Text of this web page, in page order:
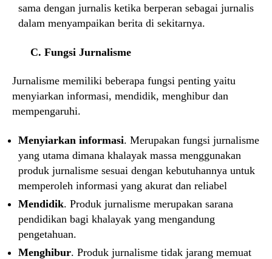
sama dengan jurnalis ketika berperan sebagai jurnalis
dalam menyampaikan berita di sekitarnya.
C. Fungsi Jurnalisme
Jurnalisme memiliki beberapa fungsi penting yaitu
menyiarkan informasi, mendidik, menghibur dan
mempengaruhi.
Menyiarkan informasi. Merupakan fungsi jurnalisme
yang utama dimana khalayak massa menggunakan
produk jurnalisme sesuai dengan kebutuhannya untuk
memperoleh informasi yang akurat dan reliabel
Mendidik. Produk jurnalisme merupakan sarana
pendidikan bagi khalayak yang mengandung
pengetahuan.
Menghibur. Produk jurnalisme tidak jarang memuat